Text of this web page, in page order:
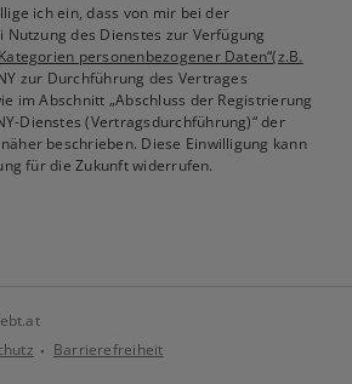
ich ein, dass von mir bei der
Nutzung des Dienstes zur Verfügung
personenbezogener Daten“(z.B.
zur Durchführung des Vertrages
im Abschnitt „Abschluss der Registrierung
Dienstes (Vertragsdurchführung)“ der
näher beschrieben. Diese Einwilligung kann
für die Zukunft widerrufen.
Barrierefreiheit